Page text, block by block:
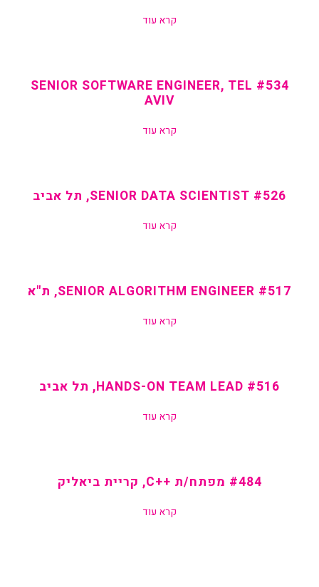
קרא עוד
#534 SENIOR SOFTWARE ENGINEER, TEL
AVIV
קרא עוד
#526 SENIOR DATA SCIENTIST, תל אביב
קרא עוד
#517 SENIOR ALGORITHM ENGINEER, ת"א
קרא עוד
#516 HANDS-ON TEAM LEAD, תל אביב
קרא עוד
#484 מפתח/ת ++C, קריית ביאליק
קרא עוד